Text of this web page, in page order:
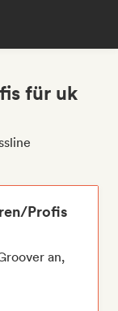
für uk
Profis
an,